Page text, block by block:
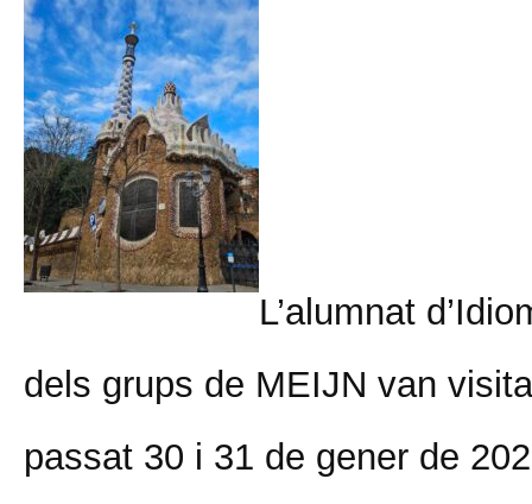
L’alumnat
dels grups de MEIJN van
passat 30 i 31 de gener de